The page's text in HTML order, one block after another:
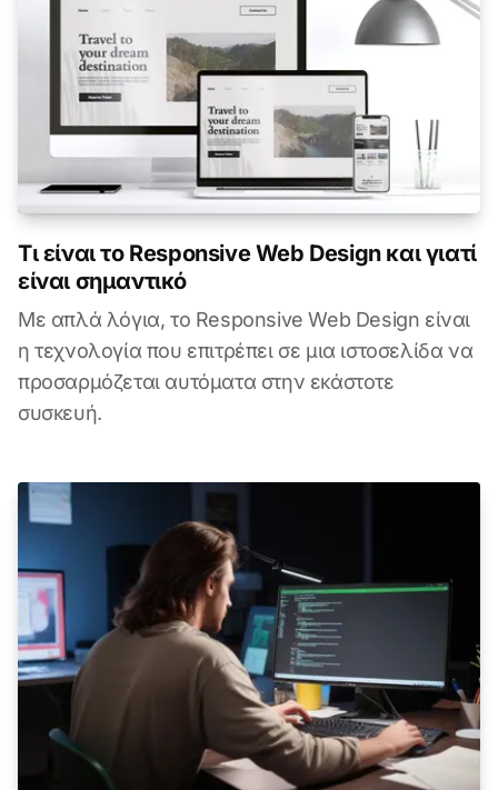
Τι είναι το Responsive Web Design και γιατί
είναι σημαντικό
Με απλά λόγια, το Responsive Web Design είναι
η τεχνολογία που επιτρέπει σε μια ιστοσελίδα να
προσαρμόζεται αυτόματα στην εκάστοτε
συσκευή.